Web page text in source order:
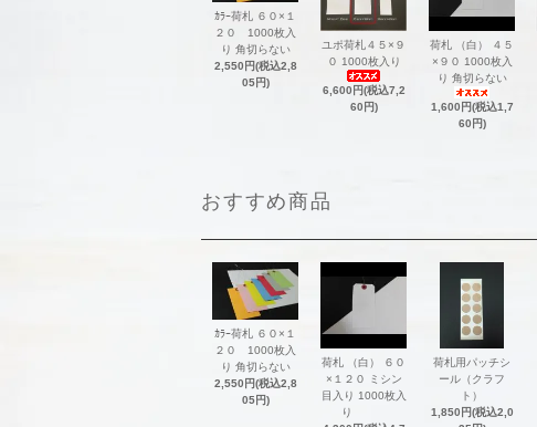
ｶﾗｰ荷札 ６０×１
２０ 1000枚入
り 角切らない
2,550円(税込2,8
05円)
ユポ荷札４５×９
０ 1000枚入り
6,600円(税込7,2
60円)
荷札 （白） ４５
×９０ 1000枚入
り 角切らない
1,600円(税込1,7
60円)
おすすめ商品
ｶﾗｰ荷札 ６０×１
２０ 1000枚入
り 角切らない
2,550円(税込2,8
05円)
荷札 （白） ６０
×１２０ ミシン
目入り 1000枚入
り
荷札用パッチシ
ール（クラフ
ト）
1,850円(税込2,0